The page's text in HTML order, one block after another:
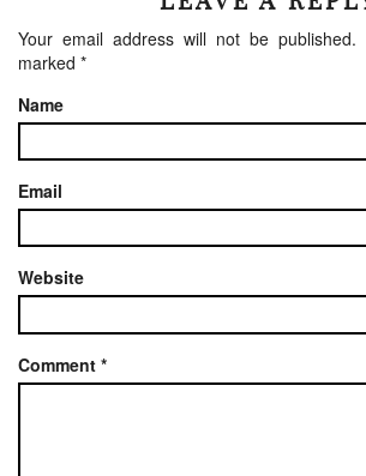
Your email address will not be published.
marked *
Name
Email
Website
Comment *